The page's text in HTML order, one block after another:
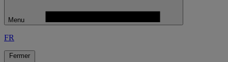
Menu
FR
Fermer